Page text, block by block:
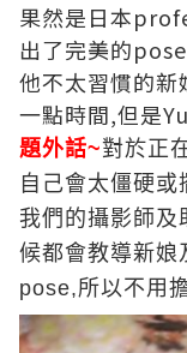
果然是日本
出了完美的
他不太習慣的
一點時間,但是
題外話~對於正
自己會太僵硬
我們的攝影師及
候都會教導新娘
pose,所以不用